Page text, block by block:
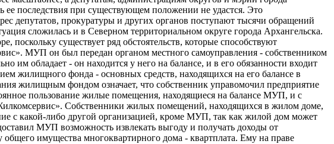
ее последствия при существующем положении не удастся. Это
депутатов, прокуратуры и других органов поступают тысячи обращений
сложилась и в Северном территориальном округе города Архангельска.
существует ряд обстоятельств, которые способствуют
МУП он был передан органом местного самоуправления - собственником
им обладает - он находится у него на балансе, и в его обязанности входит
жилищного фонда - основных средств, находящихся на его балансе в
жилищным фондом означает, что собственник управомочил предприятие
пользование жилые помещения, находящиеся на балансе МУП, и с
Собственники жилых помещений, находящихся в жилом доме,
с какой-либо другой организацией, кроме МУП, так как жилой дом может
МУП возможность извлекать выгоду и получать доходы от
имущества многоквартирного дома - квартплата. Ему на праве